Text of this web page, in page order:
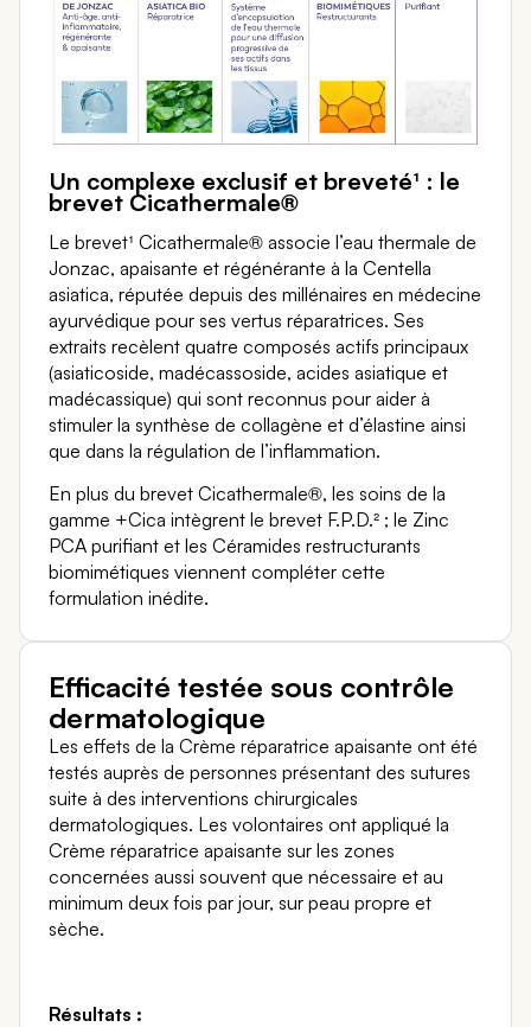
Un complexe exclusif et breveté¹ : le
brevet Cicathermale®
Le brevet¹ Cicathermale® associe l’eau thermale de
Jonzac, apaisante et régénérante à la Centella
asiatica, réputée depuis des millénaires en médecine
ayurvédique pour ses vertus réparatrices. Ses
extraits recèlent quatre composés actifs principaux
(asiaticoside, madécassoside, acides asiatique et
madécassique) qui sont reconnus pour aider à
stimuler la synthèse de collagène et d’élastine ainsi
que dans la régulation de l’inflammation.
En plus du brevet Cicathermale®, les soins de la
gamme +Cica intègrent le brevet F.P.D.² ; le Zinc
PCA purifiant et les Céramides restructurants
biomimétiques viennent compléter cette
formulation inédite.
Efficacité testée sous contrôle
dermatologique
Les effets de la Crème réparatrice apaisante ont été
testés auprès de personnes présentant des sutures
suite à des interventions chirurgicales
dermatologiques. Les volontaires ont appliqué la
Crème réparatrice apaisante sur les zones
concernées aussi souvent que nécessaire et au
minimum deux fois par jour, sur peau propre et
sèche.
Résultats :